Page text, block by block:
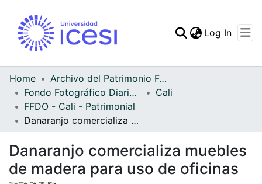
Statistics
Log In
Home
Archivo del Patrimonio Fotográfico y Fílmico del Valle del Cauca
Fondo Fotográfico Diario Occidente
Cali
FFDO - Cali - Patrimonial
Danaranjo comercializa muebles de madera para uso de oficinas
Danaranjo comercializa muebles
de madera para uso de oficinas